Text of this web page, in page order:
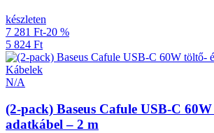
készleten
7 281 Ft-20 %
5 824 Ft
Kábelek
N/A
(2-pack) Baseus Cafule USB-C
adatkábel – 2 m